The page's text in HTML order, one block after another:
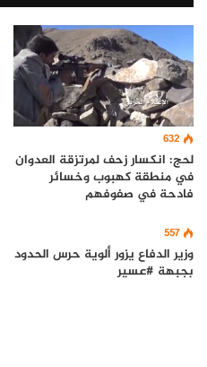
632
لحج: انكسار زحف لمرتزقة العدوان
في منطقة كهبوب وخسائر
فادحة في صفوفهم
557
وزير الدفاع يزور ألوية حرس الحدود
بجبهة #عسير